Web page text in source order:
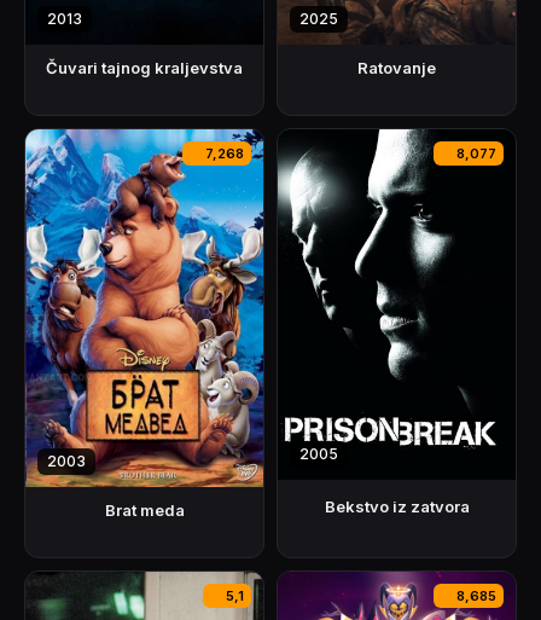
2013
Čuvari tajnog kraljevstva
2025
Ratovanje
7,268
2003
Brat meda
8,077
2005
Bekstvo iz zatvora
5,1 8,685